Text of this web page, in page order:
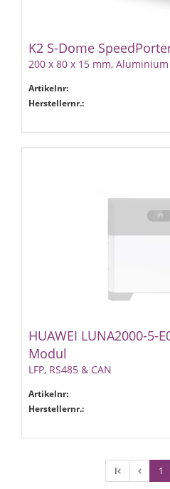
K2 S-Dome
200 x 80 x 15 mm, Aluminium
Artikelnr:
Herstellernr.:
HUAWEI LUNA2000-5-
Modul
LFP, RS485 & CAN
Artikelnr:
Herstellernr.:
l 1